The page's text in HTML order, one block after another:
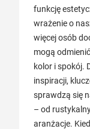
funkcję
wrażenie o
więcej osób
mogą
kolor i spokój.
inspiracji,
sprawdzą się
– od
aranżacje.